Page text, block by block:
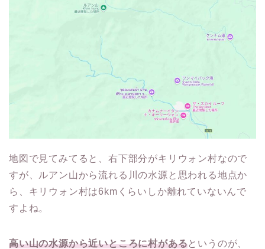
地図で見てみてると、右下部分がキリウォン村なので
すが、ルアン山から流れる川の水源と思われる地点か
ら、キリウォン村は6kmくらいしか離れていないんで
すよね。
高い山の水源から近いところに村があるというのが、